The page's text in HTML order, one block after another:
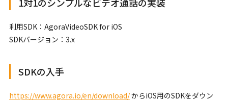
利用SDK：AgoraVideoSDK for iOS
SDKバージョン：3.x
SDKの入手
https://www.agora.io/en/download/からiOS用のSDKをダウン